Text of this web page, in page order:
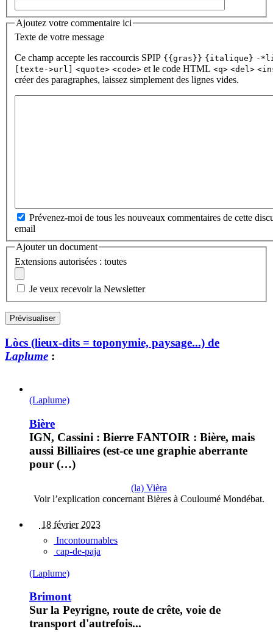
Ajoutez votre commentaire ici
Texte de votre message
Ce champ accepte les raccourcis SPIP {{gras}} {italique} -
[texte->url]
<quote> <code> et le code HTML <q> <del>
créer des paragraphes, laissez simplement des lignes vides.
Prévenez-moi de tous les nouveaux commentaires de cette
email
Ajouter un document
Extensions autorisées : toutes
Je veux recevoir la Newsletter
Lòcs (lieux-dits = toponymie, paysage...) de
Laplume :
(Laplume)
Bière
IGN, Cassini : Bierre FANTOIR : Bière, mais
aussi Billiaires (est-ce une graphie aberrante
pour (…)
(la) Vièra
Voir l’explication concernant Bières à Couloumé Mondébat.
18 février 2023
Incontournables
cap-de-paja
(Laplume)
Brimont
Sur la Peyrigne, route de crête, voie de
transport d'autrefois...